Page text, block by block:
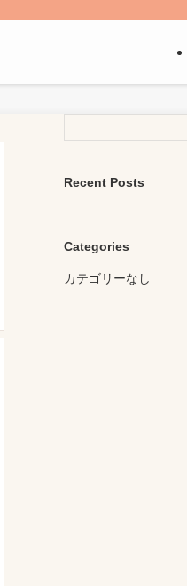
Recent Posts
Categories
カテゴリーなし